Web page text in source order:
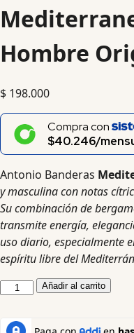
Hombre
$ 198.000
Compra con
$40.246/
Antonio Banderas
y masculina con notas
Su combinación de
transmite energía,
uso diario, especialmente
espíritu libre del
Añadir al carrito